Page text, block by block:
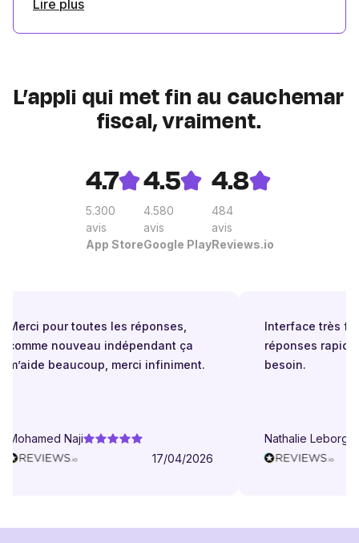
Lire plus
L’appli qui met fin au cauchemar
fiscal, vraiment.
4.7
5.300
avis
App Store
4.5
4.580
avis
Google Play
4.8
484
avis
Reviews.io
pour toutes les réponses,
nouveau indépendant ça
beaucoup, merci infiniment.
Naji
17/04/2026
Interface très
réponses
besoin.
Nathalie Leborgne